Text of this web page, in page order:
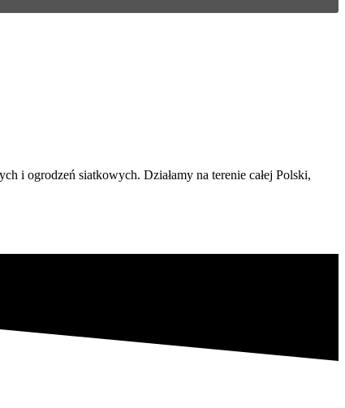
i ogrodzeń siatkowych. Działamy na terenie całej Polski,